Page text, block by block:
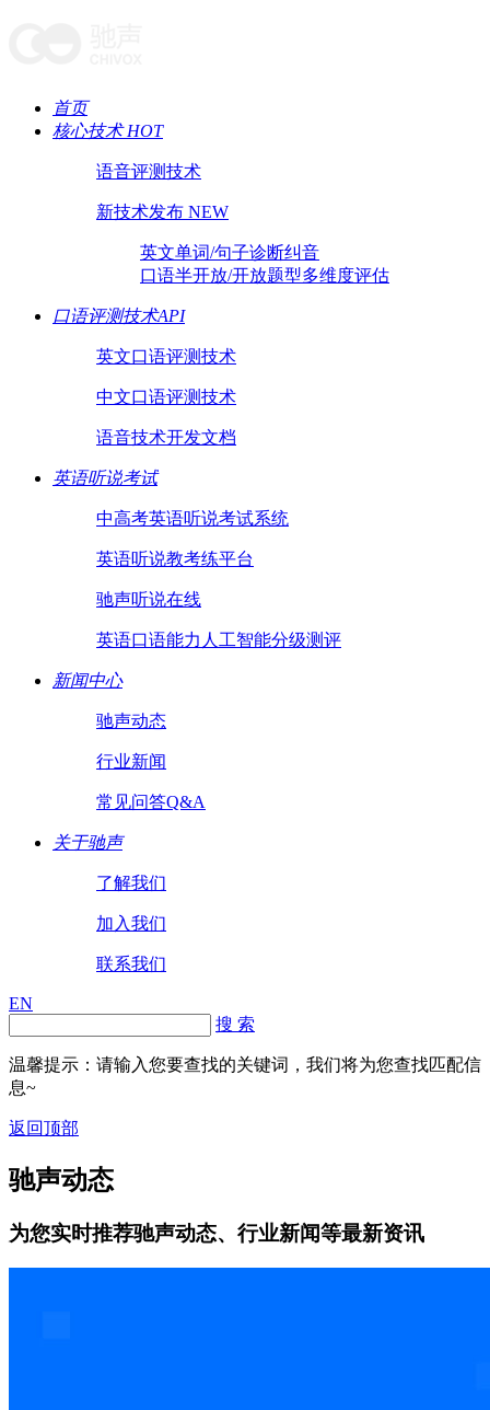
首页
核心技术 HOT
语音评测技术
新技术发布 NEW
英文单词/句子诊断纠音
口语半开放/开放题型多维度评估
口语评测技术API
英文口语评测技术
中文口语评测技术
语音技术开发文档
英语听说考试
中高考英语听说考试系统
英语听说教考练平台
驰声听说在线
英语口语能力人工智能分级测评
新闻中心
驰声动态
行业新闻
常见问答Q&A
关于驰声
了解我们
加入我们
联系我们
EN
搜 索
温馨提示：请输入您要查找的关键词，我们将为您查找匹配信
息~
返回顶部
驰声动态
为您实时推荐驰声动态、行业新闻等最新资讯